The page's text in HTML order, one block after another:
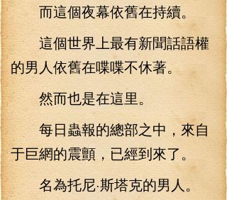
而這個夜幕依舊在持續。
這個世界上最有新聞話語權
的男人依舊在喋喋不休著。
然而也是在這里。
每日蟲報的總部之中，來自
于巨網的震顫，已經到來了。
名為托尼·斯塔克的男人。